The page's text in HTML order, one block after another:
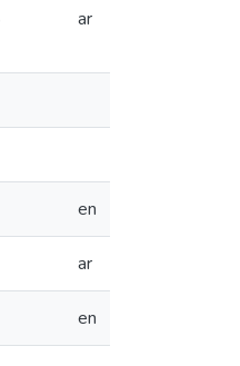
ar
en
ar
en